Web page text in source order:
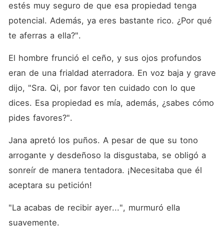
estés muy seguro de que esa propiedad tenga
potencial. Además, ya eres bastante rico. ¿Por qué
te aferras a ella?".
El hombre frunció el ceño, y sus ojos profundos
eran de una frialdad aterradora. En voz baja y grave
dijo, "Sra. Qi, por favor ten cuidado con lo que
dices. Esa propiedad es mía, además, ¿sabes cómo
pides favores?".
Jana apretó los puños. A pesar de que su tono
arrogante y desdeñoso la disgustaba, se obligó a
sonreír de manera tentadora. ¡Necesitaba que él
aceptara su petición!
"La acabas de recibir ayer...", murmuró ella
suavemente.